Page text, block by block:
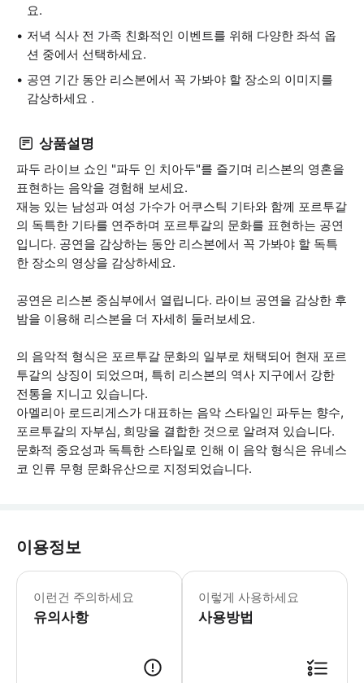
요.
저녁 식사 전 가족 친화적인 이벤트를 위해 다양한 좌석 옵
션 중에서 선택하세요.
공연 기간 동안 리스본에서 꼭 가봐야 할 장소의 이미지를
감상하세요 .
상품설명
파두 라이브 쇼인 "파두 인 치아두"를 즐기며 리스본의 영혼을
표현하는 음악을 경험해 보세요.
재능 있는 남성과 여성 가수가 어쿠스틱 기타와 함께 포르투갈
의 독특한 기타를 연주하며 포르투갈의 문화를 표현하는 공연
입니다. 공연을 감상하는 동안 리스본에서 꼭 가봐야 할 독특
한 장소의 영상을 감상하세요.
공연은 리스본 중심부에서 열립니다. 라이브 공연을 감상한 후
밤을 이용해 리스본을 더 자세히 둘러보세요.
의 음악적 형식은 포르투갈 문화의 일부로 채택되어 현재 포르
투갈의 상징이 되었으며, 특히 리스본의 역사 지구에서 강한
전통을 지니고 있습니다.
아멜리아 로드리게스가 대표하는 음악 스타일인 파두는 향수,
포르투갈의 자부심, 희망을 결합한 것으로 알려져 있습니다.
문화적 중요성과 독특한 스타일로 인해 이 음악 형식은 유네스
코 인류 무형 문화유산으로 지정되었습니다.
이용정보
이런건 주의하세요
유의사항
* 소요시간 : 50분 (옵션에 따라 소요
이렇게 사용하세요
사용방법